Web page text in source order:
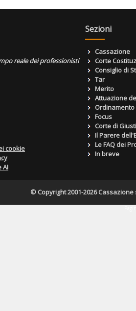
reale dei professionisti
cookie
AI
Sezioni
Cassazione
Corte
Consiglio di
Tar
Merito
Attuazione
Focus
Corte di
Il Parere
Le FAQ dei
In breve
© Copyright 2001-2026 Cassazione